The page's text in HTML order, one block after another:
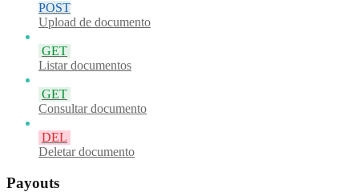
POST
Upload de documento
GET
Listar documentos
GET
Consultar documento
DEL
Deletar documento
Payouts